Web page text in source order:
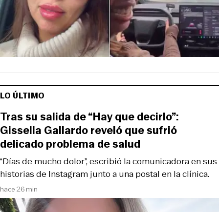
LO ÚLTIMO
hace 26 min
“Días de mucho dolor”, escribió la comunicadora en sus
historias de Instagram junto a una postal en la clínica.
Tras su salida de “Hay que decirlo”:
Gissella Gallardo reveló que sufrió
delicado problema de salud